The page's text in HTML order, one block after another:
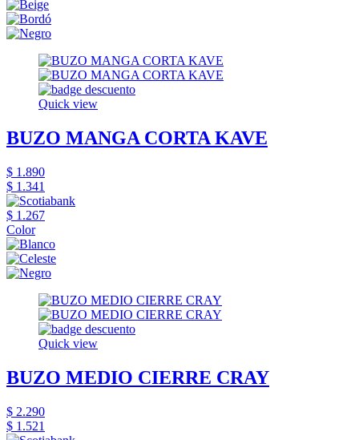
Quick view
BUZO MANGA CORTA KAVE
$ 1.890
$ 1.341
$ 1.267
Color
Quick view
BUZO MEDIO CIERRE CRAY
$ 2.290
$ 1.521